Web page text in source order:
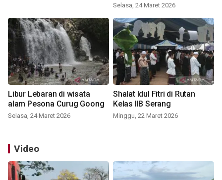
Selasa, 24 Maret 2026
Libur Lebaran di wisata
alam Pesona Curug Goong
Selasa, 24 Maret 2026
Shalat Idul Fitri di Rutan
Kelas IIB Serang
Minggu, 22 Maret 2026
Video